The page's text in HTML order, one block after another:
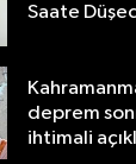
Saate
deprem
ihtimali